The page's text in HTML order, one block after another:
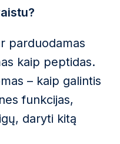
parduodamas
kaip peptidas.
– kaip galintis
funkcijas,
daryti kitą